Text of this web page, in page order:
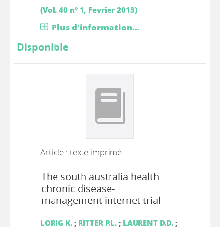
(Vol. 40 n° 1, Fevrier 2013)
Plus d'information...
Disponible
Article : texte imprimé
The south australia health
chronic disease-
management internet trial
LORIG K.; RITTER P.L.; LAURENT D.D.;